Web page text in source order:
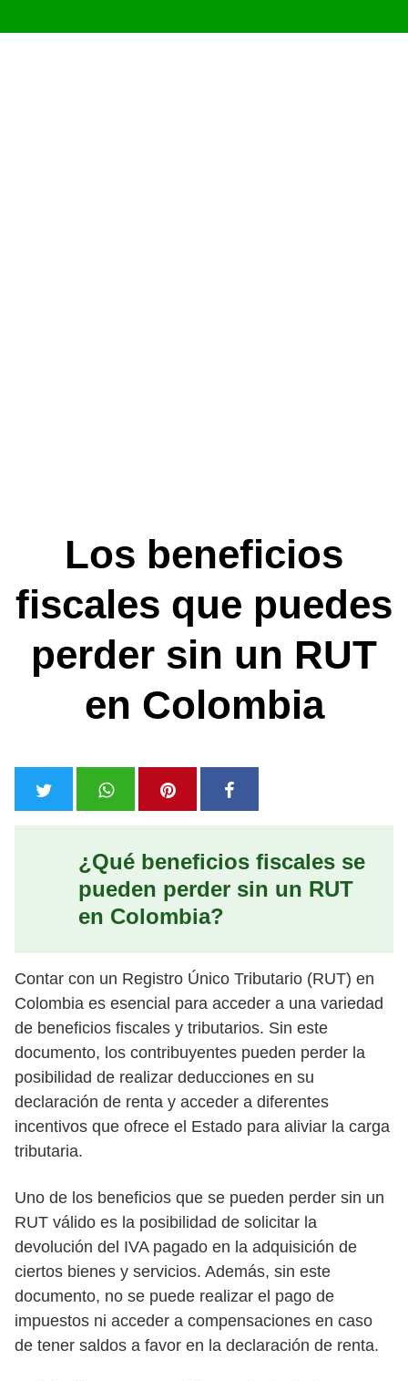
al
Los beneficios
fiscales que puedes
perder sin un RUT
en Colombia
¿Qué beneficios fiscales se
pueden perder sin un RUT
en Colombia?
Contar con un Registro Único Tributario (RUT) en
Colombia es esencial para acceder a una variedad
de beneficios fiscales y tributarios. Sin este
documento, los contribuyentes pueden perder la
posibilidad de realizar deducciones en su
declaración de renta y acceder a diferentes
incentivos que ofrece el Estado para aliviar la carga
tributaria.
Uno de los beneficios que se pueden perder sin un
RUT válido es la posibilidad de solicitar la
devolución del IVA pagado en la adquisición de
ciertos bienes y servicios. Además, sin este
documento, no se puede realizar el pago de
impuestos ni acceder a compensaciones en caso
de tener saldos a favor en la declaración de renta.